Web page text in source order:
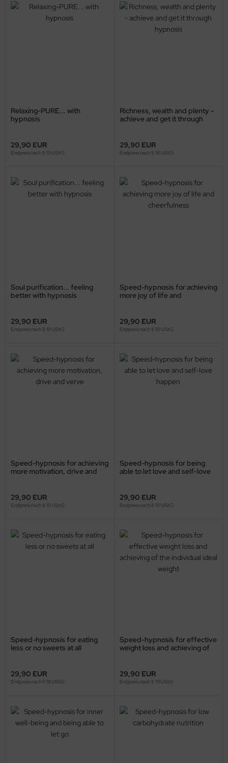
Relaxing-PURE... with
hypnosis
29,90 EUR
Endpreis nach § 19 UStG.
Richness, wealth and plenty -
achieve and get it through
29,90 EUR
Endpreis nach § 19 UStG.
Soul purification... feeling
better with hypnosis
29,90 EUR
Endpreis nach § 19 UStG.
Speed-hypnosis for achieving
more joy of life and
29,90 EUR
Endpreis nach § 19 UStG.
Speed-hypnosis for achieving
more motivation, drive and
29,90 EUR
Endpreis nach § 19 UStG.
Speed-hypnosis for being
able to let love and self-love
29,90 EUR
Endpreis nach § 19 UStG.
Speed-hypnosis for eating
less or no sweets at all
29,90 EUR
Endpreis nach § 19 UStG.
Speed-hypnosis for effective
weight loss and achieving of
29,90 EUR
Endpreis nach § 19 UStG.